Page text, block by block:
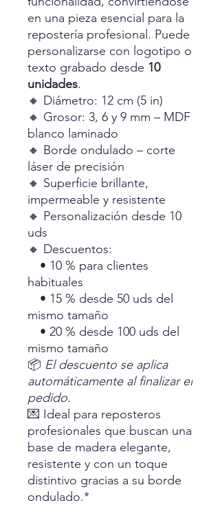
en una pieza esencial para la
repostería profesional. Puede
personalizarse con logotipo o
texto grabado desde 10
unidades.
🔸 Diámetro: 12 cm (5 in)
🔸 Grosor: 3, 6 y 9 mm – MDF
blanco laminado
🔸 Borde ondulado – corte
láser de precisión
🔸 Superficie brillante,
impermeable y resistente
🔸 Personalización desde 10
uds
🔸 Descuentos:
• 10 % para clientes
habituales
• 15 % desde 50 uds del
mismo tamaño
• 20 % desde 100 uds del
mismo tamaño
📦 El descuento se aplica
automáticamente al finalizar el
pedido.
💌 Ideal para reposteros
profesionales que buscan una
base de madera elegante,
resistente y con un toque
distintivo gracias a su borde
ondulado.*